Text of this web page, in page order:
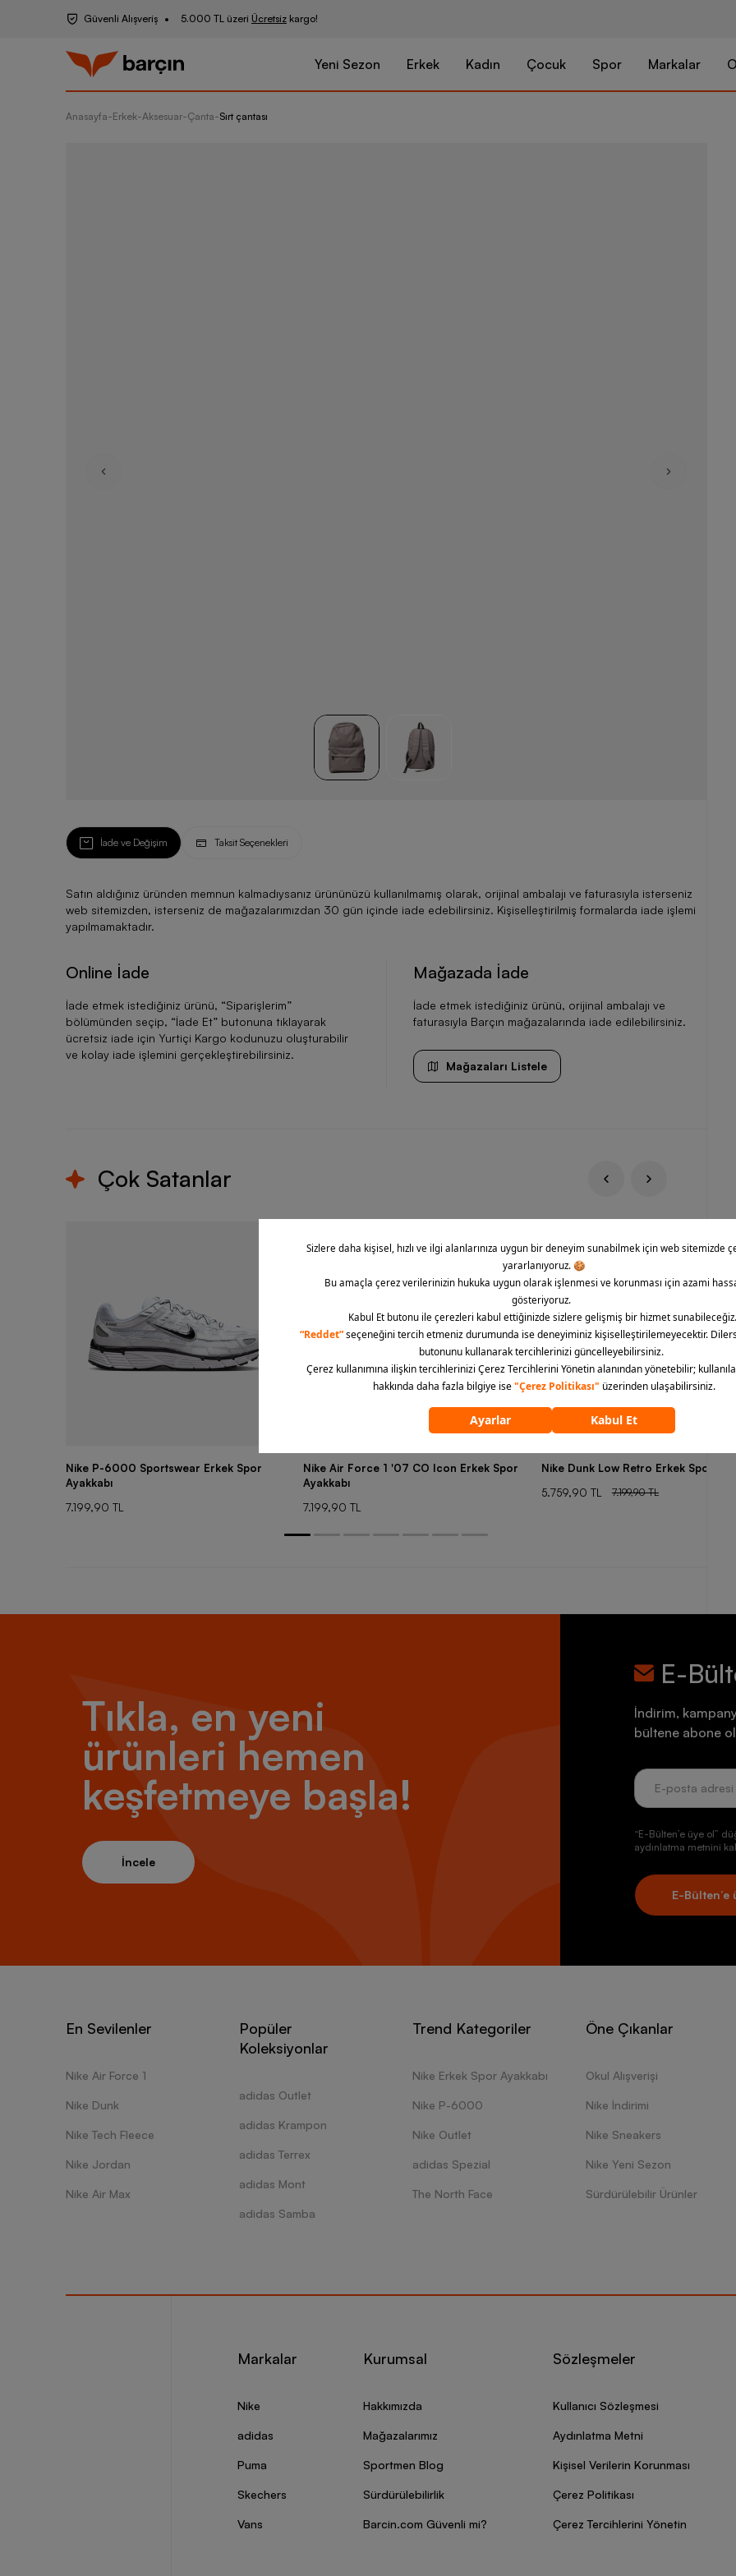
Güvenli Alışveriş 5.000 TL üzeri Ücretsiz kargo!
Yeni Sezon Erkek Kadın Çocuk Spor Markalar
Anasayfa-Erkek-Aksesuar-Çanta-Sırt çantası
Hummel
İade ve Değişim Taksit Seçenekleri
Satın aldığınız üründen memnun kalmadıysanız ürününüzü kullanılmamış olarak, orijinal ambalajı ve faturasıyla isterseniz
web sitemizden, isterseniz de mağazalarımızdan 30 gün içinde iade edebilirsiniz. Kişiselleştirilmiş formalarda iade işlemi
yapılmamaktadır.
Online İade
İade etmek istediğiniz ürünü, “Siparişlerim”
bölümünden seçip, “İade Et” butonuna tıklayarak
ücretsiz iade için Yurtiçi Kargo kodunuzu oluşturabilir
ve kolay iade işlemini gerçekleştirebilirsiniz.
Mağazada İade
İade etmek istediğiniz ürünü, orijinal ambalajı ve
faturasıyla Barçın mağazalarında iade edilebilirsiniz.
Mağazaları Listele
Çok Satanlar
Nike P-6000 Sportswear Erkek Spor
Ayakkabı
7.199,90 TL
Nike Air Force 1 '07 CO Icon Erkek Spor
Ayakkabı
7.199,90 TL
Nike Dunk Low Retro Erkek Spor
5.759,90 TL
7.199,90 TL
Tıkla, en yeni
ürünleri hemen
keşfetmeye başla!
İncele
E-
İndirim,
bültene abone
“E-Bülten’e üye ol”
aydınlatma metnini
E-Bülten’e
En Sevilenler
Nike Air Force 1
Nike Dunk
Nike Tech Fleece
Nike Jordan
Nike Air Max
Popüler
Koleksiyonlar
adidas Outlet
adidas Krampon
adidas Terrex
adidas Mont
adidas Samba
Trend Kategoriler
Nike Erkek Spor Ayakkabı
Nike P-6000
Nike Outlet
adidas Spezial
The North Face
Öne Çıkanlar
Okul Alışverişi
Nike İndirimi
Nike Sneakers
Nike Yeni Sezon
Sürdürülebilir Ürünler
Markalar
Nike
adidas
Puma
Skechers
Vans
Kurumsal
Hakkımızda
Mağazalarımız
Sportmen Blog
Sürdürülebilirlik
Barcin.com Güvenli mi?
Sözleşmeler
Kullanıcı Sözleşmesi
Aydınlatma Metni
Kişisel Verilerin Korunması
Çerez Politikası
Çerez Tercihlerini Yönetin